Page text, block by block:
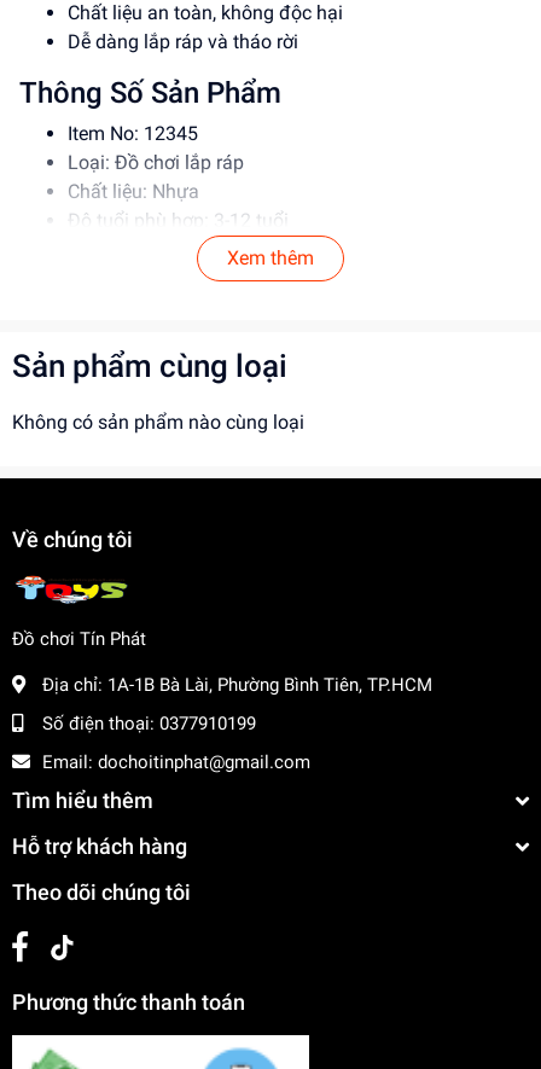
Chất liệu an toàn, không độc hại
Dễ dàng lắp ráp và tháo rời
Thông Số Sản Phẩm
Item No: 12345
Loại: Đồ chơi lắp ráp
Chất liệu: Nhựa
Độ tuổi phù hợp: 3-12 tuổi
Hướng Dẫn Sử Dụng
Để xa tầm tay trẻ em khi không sử dụng
Lợi Ích Phát Triển
cho khách buôn. Liên hệ ngay để biết thêm thông tin!
Xem thêm
Sản phẩm cùng loại
Không có sản phẩm nào cùng loại
Về chúng tôi
Đồ chơi Tín Phát
Địa chỉ: 1A-1B Bà Lài, Phường Bình Tiên, TP.HCM
Số điện thoại: 0377910199
Email: dochoitinphat@gmail.com
Tìm hiểu thêm
Hỗ trợ khách hàng
Theo dõi chúng tôi
Phương thức thanh toán